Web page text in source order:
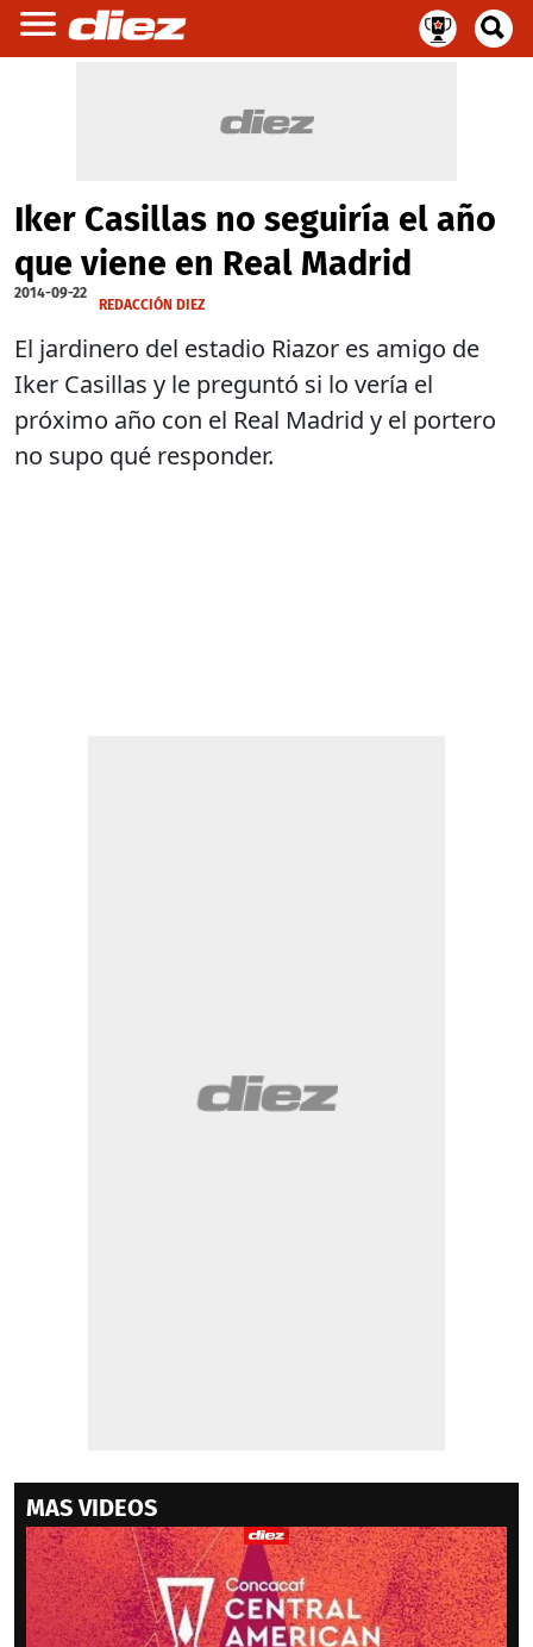
Iker Casillas no seguiría el año
que viene en Real Madrid
2014-09-22
REDACCIÓN DIEZ
El jardinero del estadio Riazor es amigo de
Iker Casillas y le preguntó si lo vería el
próximo año con el Real Madrid y el portero
no supo qué responder.
MAS VIDEOS